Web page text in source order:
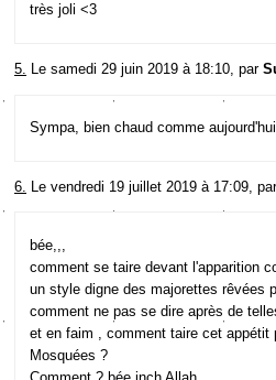
très joli <3
5. Le samedi 29 juin 2019 à 18:10, par
Sympa, bien chaud comme
6. Le vendredi 19 juillet 2019 à 17:09,
bée,,,
comment se taire devant l'apparition
un style digne des majorettes rêvées
comment ne pas se dire après de
et en faim , comment taire cet appétit
Mosquées ?